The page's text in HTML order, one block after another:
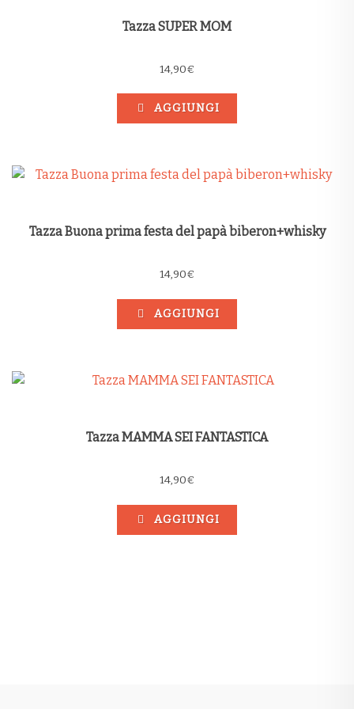
Tazza SUPER MOM
14,90€
AGGIUNGI
Tazza Buona prima festa del papà biberon+whisky
14,90€
AGGIUNGI
Tazza MAMMA SEI FANTASTICA
14,90€
AGGIUNGI